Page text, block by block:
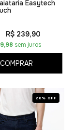
Easytech
R$ 239,90
sem juros
COMPRAR
20% OFF